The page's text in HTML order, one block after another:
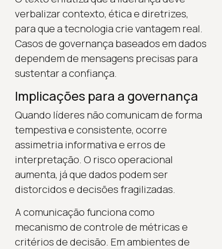
verbalizar contexto, ética e diretrizes,
para que a tecnologia crie vantagem real.
Casos de governança baseados em dados
dependem de mensagens precisas para
sustentar a confiança.
Implicações para a governança
Quando líderes não comunicam de forma
tempestiva e consistente, ocorre
assimetria informativa e erros de
interpretação. O risco operacional
aumenta, já que dados podem ser
distorcidos e decisões fragilizadas.
A comunicação funciona como
mecanismo de controle de métricas e
critérios de decisão. Em ambientes de